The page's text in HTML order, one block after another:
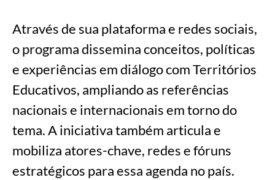
Através de sua plataforma e redes sociais,
o programa dissemina conceitos, políticas
e experiências em diálogo com Territórios
Educativos, ampliando as referências
nacionais e internacionais em torno do
tema. A iniciativa também articula e
mobiliza atores-chave, redes e fóruns
estratégicos para essa agenda no país.